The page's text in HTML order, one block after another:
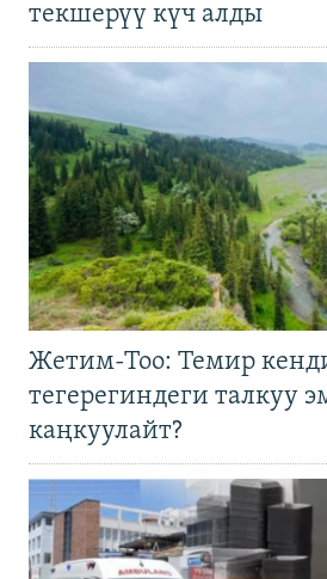
текшерүү күч алды
Жетим-Тоо: Темир
тегерегиндеги талкуу
каңкуулайт?